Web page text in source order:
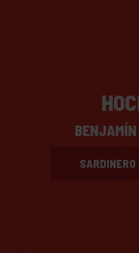
BENJAMÍN
SARDINERO